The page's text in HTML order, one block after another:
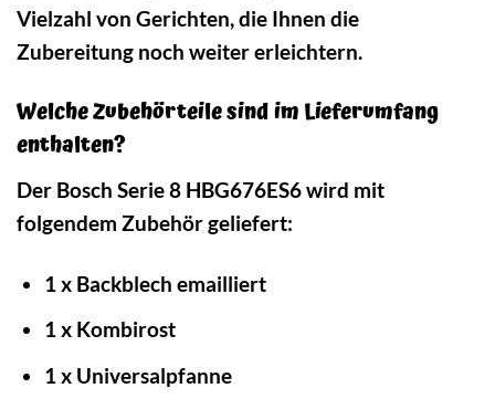
Vielzahl von Gerichten, die Ihnen die
Zubereitung noch weiter erleichtern.
Welche Zubehörteile sind im Lieferumfang
enthalten?
Der Bosch Serie 8 HBG676ES6 wird mit
folgendem Zubehör geliefert:
1 x Backblech emailliert
1 x Kombirost
1 x Universalpfanne